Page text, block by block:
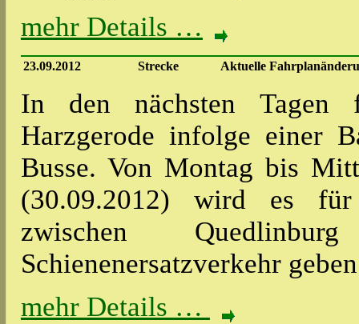
mehr Details …
23.09.2012 Strecke Aktuelle
In den nächsten Tagen
Harzgerode infolge einer
Busse. Von Montag bis
(30.09.2012) wird es für
zwischen
Schienenersatzverkehr
mehr Details …